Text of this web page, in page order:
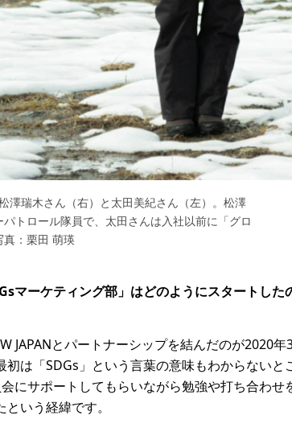
澤瑞木さん（右）と太田美紀さん（左）。松澤
トロール隊員で、太田さんは入社以前に「グロ
真：栗田 萌瑛
マーケティング部」はどのようにスタートした
JAPANとパートナーシップを結んだのが2020
初は「SDGs」という言葉の意味もわからないと
にサポートしてもらいながら勉強や打ち合わ
いう経緯です。